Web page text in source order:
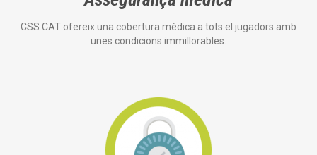
CSS.CAT ofereix una cobertura mèdica a tots el jugadors amb
unes condicions immillorables.